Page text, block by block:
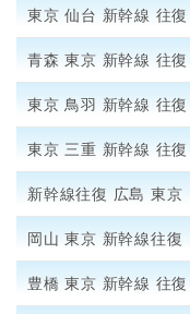
東京 仙台 新幹線 往復
青森 東京 新幹線 往復
東京 鳥羽 新幹線 往復
東京 三重 新幹線 往復
新幹線往復 広島 東京
岡山 東京 新幹線往復
豊橋 東京 新幹線 往復